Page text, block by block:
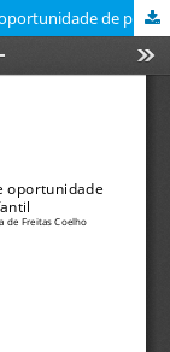
Direito à Educação Básica: a breve e urgente oportunidade de priorizar desde a Educação Infantil